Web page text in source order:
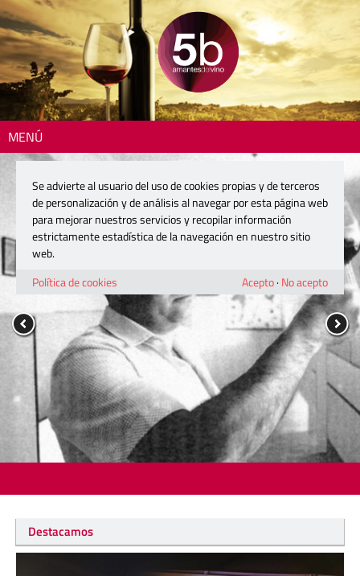
MENÚ
Destacamos
Se advierte al usuario del uso de cookies propias y de terceros
de personalización y de análisis al navegar por esta página web
para mejorar nuestros servicios y recopilar información
estrictamente estadística de la navegación en nuestro sitio
web.
Política de cookies
Acepto· No acepto